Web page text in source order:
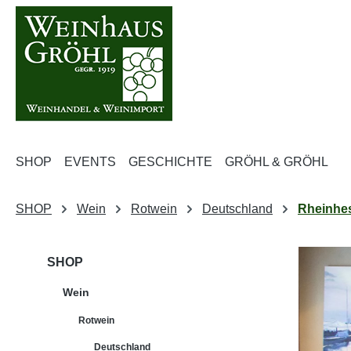
Hauptinhalt springen
Zur Suche springen
Zur Hauptnavigation springen
SHOP EVENTS GESCHICHTE GRÖHL & GRÖHL
SHOP Wein Rotwein Deutschland
SHOP
Wein
Rotwein
Deutschland